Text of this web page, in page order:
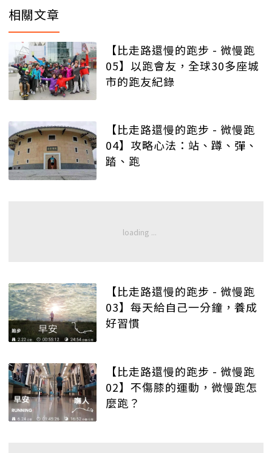
相關文章
【比走路還慢的跑步 - 微慢跑
05】以跑會友，全球30多座城
市的跑友紀錄
【比走路還慢的跑步 - 微慢跑
04】攻略心法：站、蹲、彈、
踏、跑
【比走路還慢的跑步 - 微慢跑
03】每天給自己一分鐘，養成
好習慣
【比走路還慢的跑步 - 微慢跑
02】不傷膝的運動，微慢跑怎
麼跑？